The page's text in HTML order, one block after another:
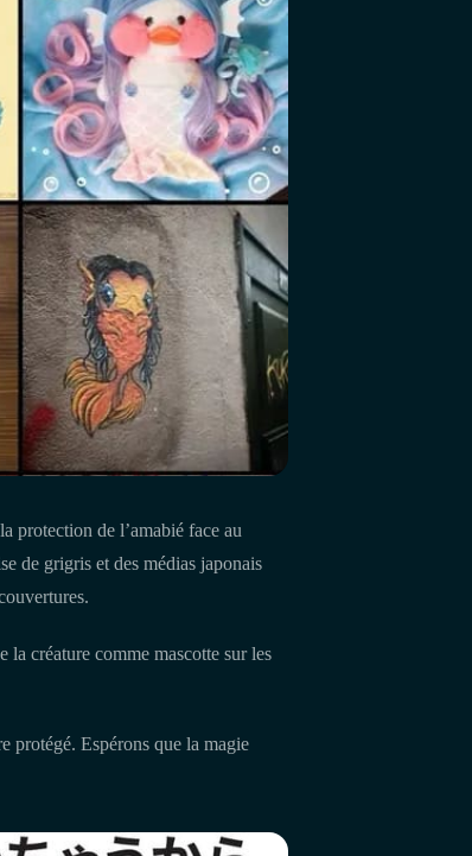
protection de l’amabié face au
de grigris et des médias japonais
la créature comme mascotte sur les
protégé. Espérons que la magie